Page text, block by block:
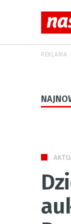
REKLAMA